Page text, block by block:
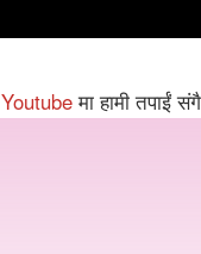
Youtubeमा हामी तपाईं